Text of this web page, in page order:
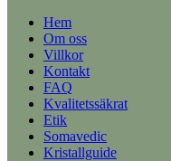
Hem
Om oss
Villkor
Kontakt
FAQ
Kvalitetssäkrat
Etik
Somavedic
Kristallguide